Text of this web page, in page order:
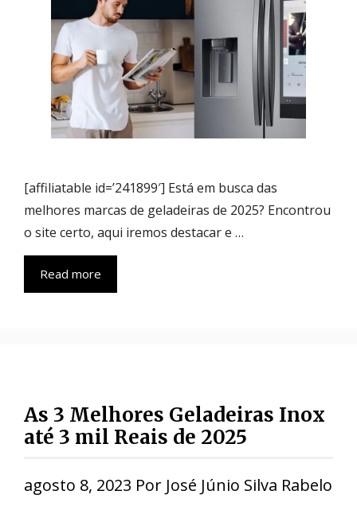
[affiliatable id=’241899′] Está em busca das
melhores marcas de geladeiras de 2025? Encontrou
o site certo, aqui iremos destacar e …
Read more
As 3 Melhores Geladeiras Inox
até 3 mil Reais de 2025
agosto 8, 2023 Por José Júnio Silva Rabelo